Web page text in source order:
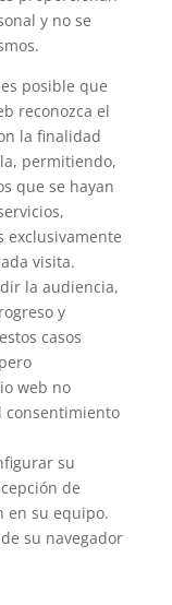
y no se
posible que
reconozca el
la finalidad
permitiendo,
que se hayan
exclusivamente
visita.
la audiencia,
y
casos
web no
consentimiento
su
de
en su equipo.
su navegador